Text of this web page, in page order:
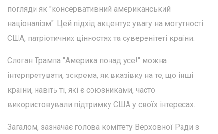
погляди як "консервативний американський
націоналізм". Цей підхід акцентує увагу на могутності
США, патріотичних цінностях та суверенітеті країни.
Слоган Трампа "Америка понад усе!" можна
інтерпретувати, зокрема, як вказівку на те, що інші
країни, навіть ті, які є союзниками, часто
використовували підтримку США у своїх інтересах.
Загалом, зазначає голова комітету Верховної Ради з